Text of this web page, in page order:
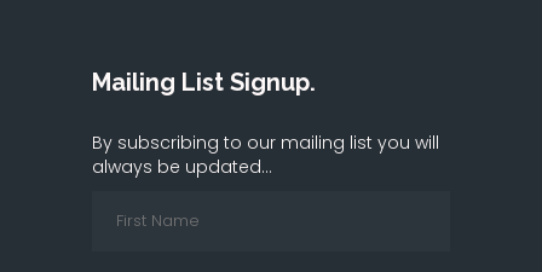
Mailing List Signup.
By subscribing to our mailing list you will
always be updated...